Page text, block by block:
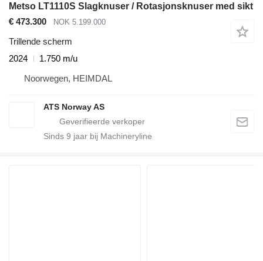
Metso LT1110S Slagknuser / Rotasjonsknuser med sikt
€ 473.300
NOK 5.199.000
Trillende scherm
2024
1.750 m/u
Noorwegen, HEIMDAL
ATS Norway AS
Sinds 9 jaar bij Machineryline